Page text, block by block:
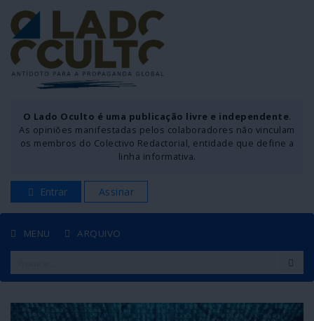
O Lado Oculto é uma publicação livre e independente.
As opiniões manifestadas pelos colaboradores não vinculam
os membros do Colectivo Redactorial, entidade que define a
linha informativa.
Entrar Assinar
MENU ARQUIVO